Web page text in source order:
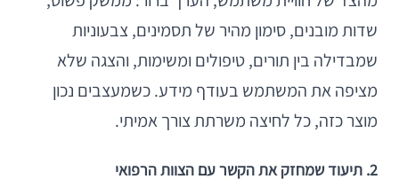
שדות מובנים, סימון מהיר של תסמינים, צבעוניות
שמבדילה בין תורים, טיפולים ומשימות, והצגה שלא
מציפה את המשתמש בעודף מידע. כשמעצבים נכון
מוצר כזה, כל לחיצה משרתת צורך אמיתי.
2. תיעוד שמחזק את הקשר עם הצוות הרפואי